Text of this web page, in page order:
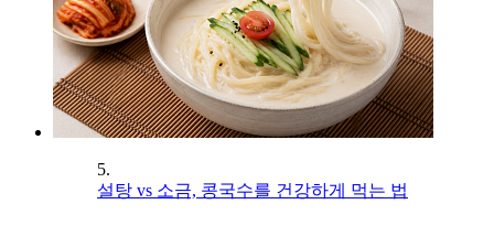
5.
설탕 vs 소금, 콩국수를 건강하게 먹는 법